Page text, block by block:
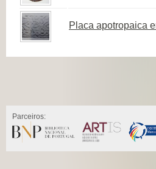
Placa apotropaica
Parceiros: